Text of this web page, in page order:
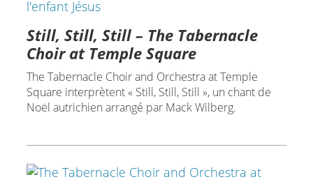
Still, Still, Still – The Tabernacle
Choir at Temple Square
The Tabernacle Choir and Orchestra at Temple
Square interprètent « Still, Still, Still », un chant de
Noël autrichien arrangé par Mack Wilberg.